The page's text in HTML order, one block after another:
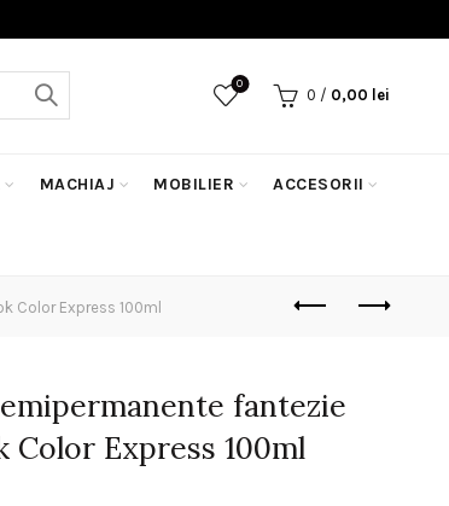
0
0 / 0,00 lei
MACHIAJ MOBILIER ACCESORII
Color Express 100ml
fantezie
Express 100ml